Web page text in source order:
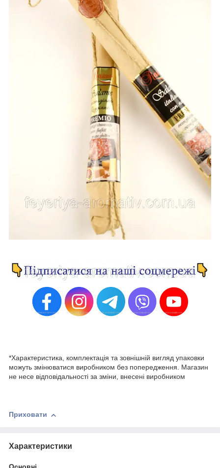
*Характеристика, комплектація та зовнішній вигляд упаковки
можуть змінюватися виробником без попередження. Магазин
не несе відповідальності за зміни, внесені виробником
Приховати
Характеристики